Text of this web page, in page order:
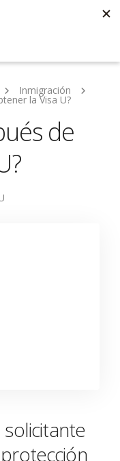
Inmigración
la Visa U?
de